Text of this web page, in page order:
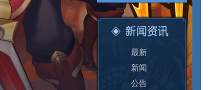
最新
新闻
公告